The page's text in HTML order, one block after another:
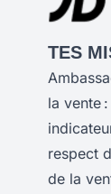
TES
la vente
respect
de la